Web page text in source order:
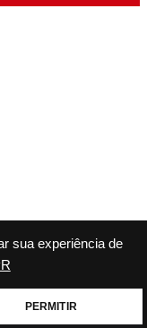
sua experiência de
PERMITIR